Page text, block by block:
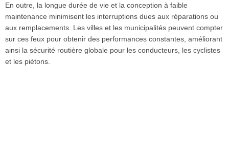
En outre, la longue durée de vie et la conception à faible
maintenance minimisent les interruptions dues aux réparations ou
aux remplacements. Les villes et les municipalités peuvent compter
sur ces feux pour obtenir des performances constantes, améliorant
ainsi la sécurité routière globale pour les conducteurs, les cyclistes
et les piétons.